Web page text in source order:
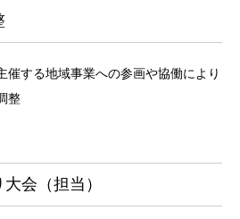
する地域事業への参画や協働により
整
会（担当）